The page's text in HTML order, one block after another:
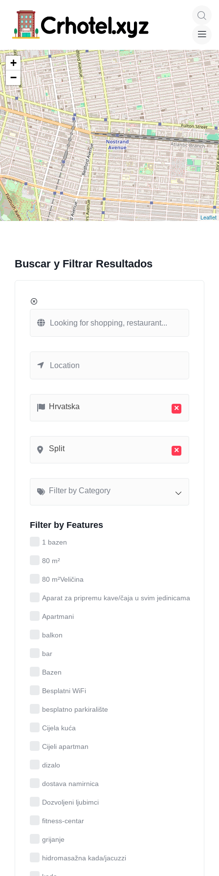
+
−
Leaflet
Buscar y Filtrar Resultados
×
Hrvatska
×
Split
Filter by Category
Filter by Features
1 bazen
80 m²
80 m²Veličina
Aparat za pripremu kave/čaja u svim jedinicama
Apartmani
balkon
bar
Bazen
Besplatni WiFi
besplatno parkiralište
Cijela kuća
Cijeli apartman
dizalo
dostava namirnica
Dozvoljeni ljubimci
fitness-centar
grijanje
hidromasažna kada/jacuzzi